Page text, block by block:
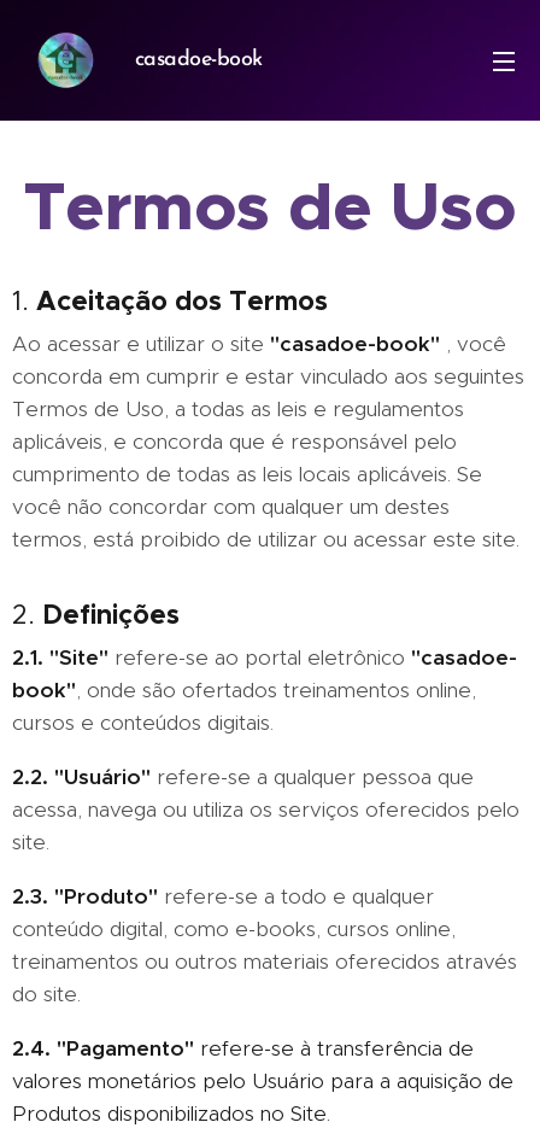
casadoe-book
Termos de Uso
1. Aceitação dos Termos
Ao acessar e utilizar o site "casadoe-book" , você
concorda em cumprir e estar vinculado aos seguintes
Termos de Uso, a todas as leis e regulamentos
aplicáveis, e concorda que é responsável pelo
cumprimento de todas as leis locais aplicáveis. Se
você não concordar com qualquer um destes
termos, está proibido de utilizar ou acessar este site.
2. Definições
2.1. "Site" refere-se ao portal eletrônico "casadoe-
book", onde são ofertados treinamentos online,
cursos e conteúdos digitais.
2.2. "Usuário" refere-se a qualquer pessoa que
acessa, navega ou utiliza os serviços oferecidos pelo
site.
2.3. "Produto" refere-se a todo e qualquer
conteúdo digital, como e-books, cursos online,
treinamentos ou outros materiais oferecidos através
do site.
2.4. "Pagamento" refere-se à transferência de
valores monetários pelo Usuário para a aquisição de
Produtos disponibilizados no Site.